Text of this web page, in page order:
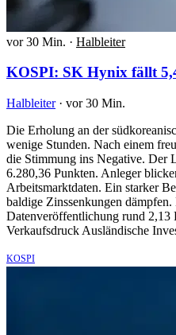
vor 30 Min. · Halbleiter
KOSPI: SK Hynix fällt
Halbleiter · vor 30 Min.
Die Erholung an der
wenige Stunden. Nach einem
die Stimmung ins Negative. Der
6.280,36 Punkten. Anleger
Arbeitsmarktdaten. Ein starker
baldige Zinssenkungen
Datenveröffentlichung rund 2,13
Verkaufsdruck Ausländische
KOSPI